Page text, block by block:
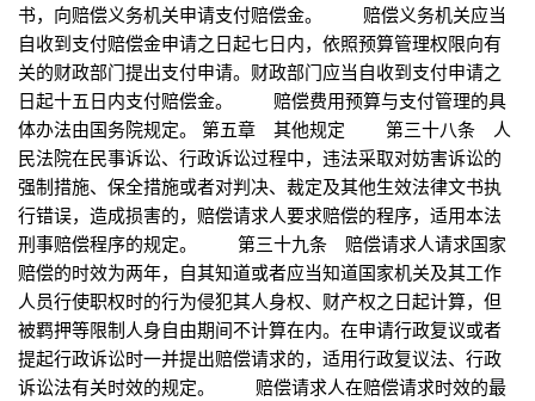
书，向赔偿义务机关申请支付赔偿金。 赔偿义务机关应当
自收到支付赔偿金申请之日起七日内，依照预算管理权限向有
关的财政部门提出支付申请。财政部门应当自收到支付申请之
日起十五日内支付赔偿金。 赔偿费用预算与支付管理的具
体办法由国务院规定。 第五章 其他规定 第三十八条 人
民法院在民事诉讼、行政诉讼过程中，违法采取对妨害诉讼的
强制措施、保全措施或者对判决、裁定及其他生效法律文书执
行错误，造成损害的，赔偿请求人要求赔偿的程序，适用本法
刑事赔偿程序的规定。 第三十九条 赔偿请求人请求国家
赔偿的时效为两年，自其知道或者应当知道国家机关及其工作
人员行使职权时的行为侵犯其人身权、财产权之日起计算，但
被羁押等限制人身自由期间不计算在内。在申请行政复议或者
提起行政诉讼时一并提出赔偿请求的，适用行政复议法、行政
诉讼法有关时效的规定。 赔偿请求人在赔偿请求时效的最